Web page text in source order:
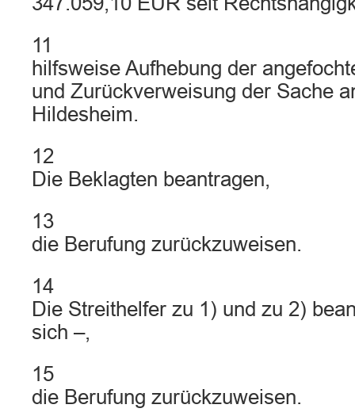
11
hilfsweise Aufhebung der
und Zurückverweisung der Sache
Hildesheim.
12
Die Beklagten beantragen,
13
die Berufung zurückzuweisen.
14
Die Streithelfer zu 1) und zu 2)
sich –,
15
die Berufung zurückzuweisen.